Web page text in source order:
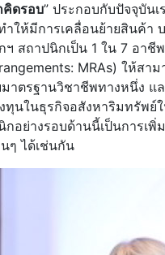
คิดรอบ” ประกอบกับปัจจุบัน
ำให้มีการเคลื่อนย้ายสินค้า
ฯ สถาปนิกเป็น 1 ใน 7 อา
MRAs) ให้สาม
าตรฐานวิชาชีพทางหนึ่ง แ
ทุนในธุรกิจอสังหาริมทรัพย์
อย่างรอบด้านนี้เป็นการเพิ่
ๆ ได้เช่นกัน